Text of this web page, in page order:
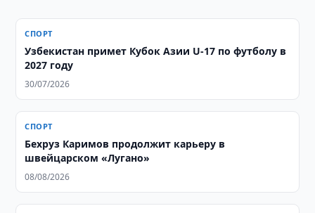
СПОРТ
Узбекистан примет Кубок Азии U-17 по футболу в
2027 году
30/07/2026
СПОРТ
Бехруз Каримов продолжит карьеру в
швейцарском «Лугано»
08/08/2026